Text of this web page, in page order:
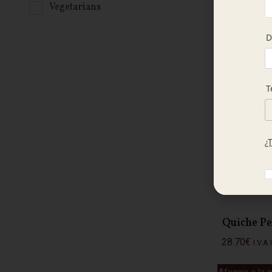
Vegetarians
Afegeix a la
Quiche
28.70€ I.V.A